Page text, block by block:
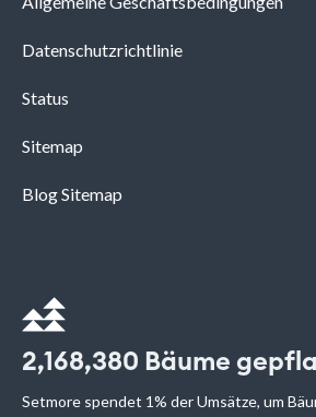
Datenschutzrichtlinie
Status
Sitemap
Blog Sitemap
2,168,380 Bäume
Setmore spendet 1% der Umsätze, um